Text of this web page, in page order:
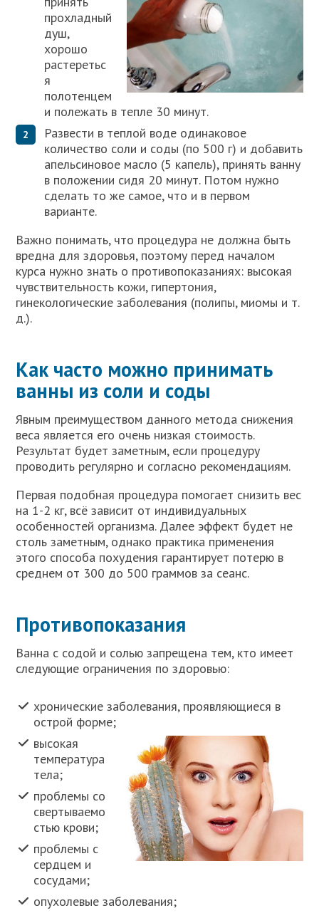
прохладный
душ,
хорошо
растеретьс
я
полотенцем
и полежать в тепле 30 минут.
Развести в теплой воде одинаковое
количество соли и соды (по 500 г) и добавить
апельсиновое масло (5 капель), принять ванну
в положении сидя 20 минут. Потом нужно
сделать то же самое, что и в первом
варианте.
Важно понимать, что процедура не должна быть
вредна для здоровья, поэтому перед началом
курса нужно знать о противопоказаниях: высокая
чувствительность кожи, гипертония,
гинекологические заболевания (полипы, миомы и т.
д.).
Как часто можно принимать
ванны из соли и соды
Явным преимуществом данного метода снижения
веса является его очень низкая стоимость.
Результат будет заметным, если процедуру
проводить регулярно и согласно рекомендациям.
Первая подобная процедура помогает снизить вес
на 1-2 кг, всё зависит от индивидуальных
особенностей организма. Далее эффект будет не
столь заметным, однако практика применения
этого способа похудения гарантирует потерю в
среднем от 300 до 500 граммов за сеанс.
Противопоказания
Ванна с содой и солью запрещена тем, кто имеет
следующие ограничения по здоровью:
хронические заболевания, проявляющиеся в
острой форме;
высокая
температура
тела;
проблемы со
свертываемо
стью крови;
проблемы с
сердцем и
сосудами;
опухолевые заболевания;